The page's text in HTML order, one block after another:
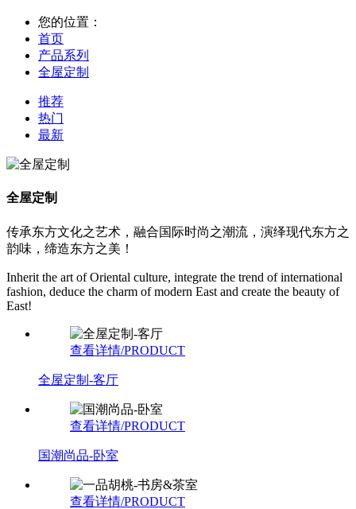
您的位置：
首页
产品系列
全屋定制
推荐
热门
最新
全屋定制
传承东方文化之艺术，融合国际时尚之潮流，演绎现代东方之
韵味，缔造东方之美！
Inherit the art of Oriental culture, integrate the trend of international
fashion, deduce the charm of modern East and create the beauty of
East!
查看详情/PRODUCT
全屋定制-客厅
查看详情/PRODUCT
国潮尚品-卧室
查看详情/PRODUCT